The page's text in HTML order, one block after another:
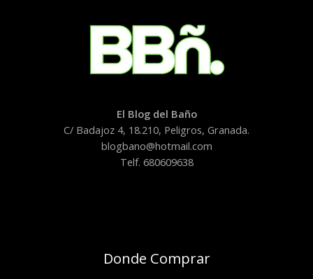
El Blog del Baño
C/ Badajoz 4, 18.210, Peligros, Granada.
blogbano@hotmail.com
Telf. 680609638
Donde Comprar